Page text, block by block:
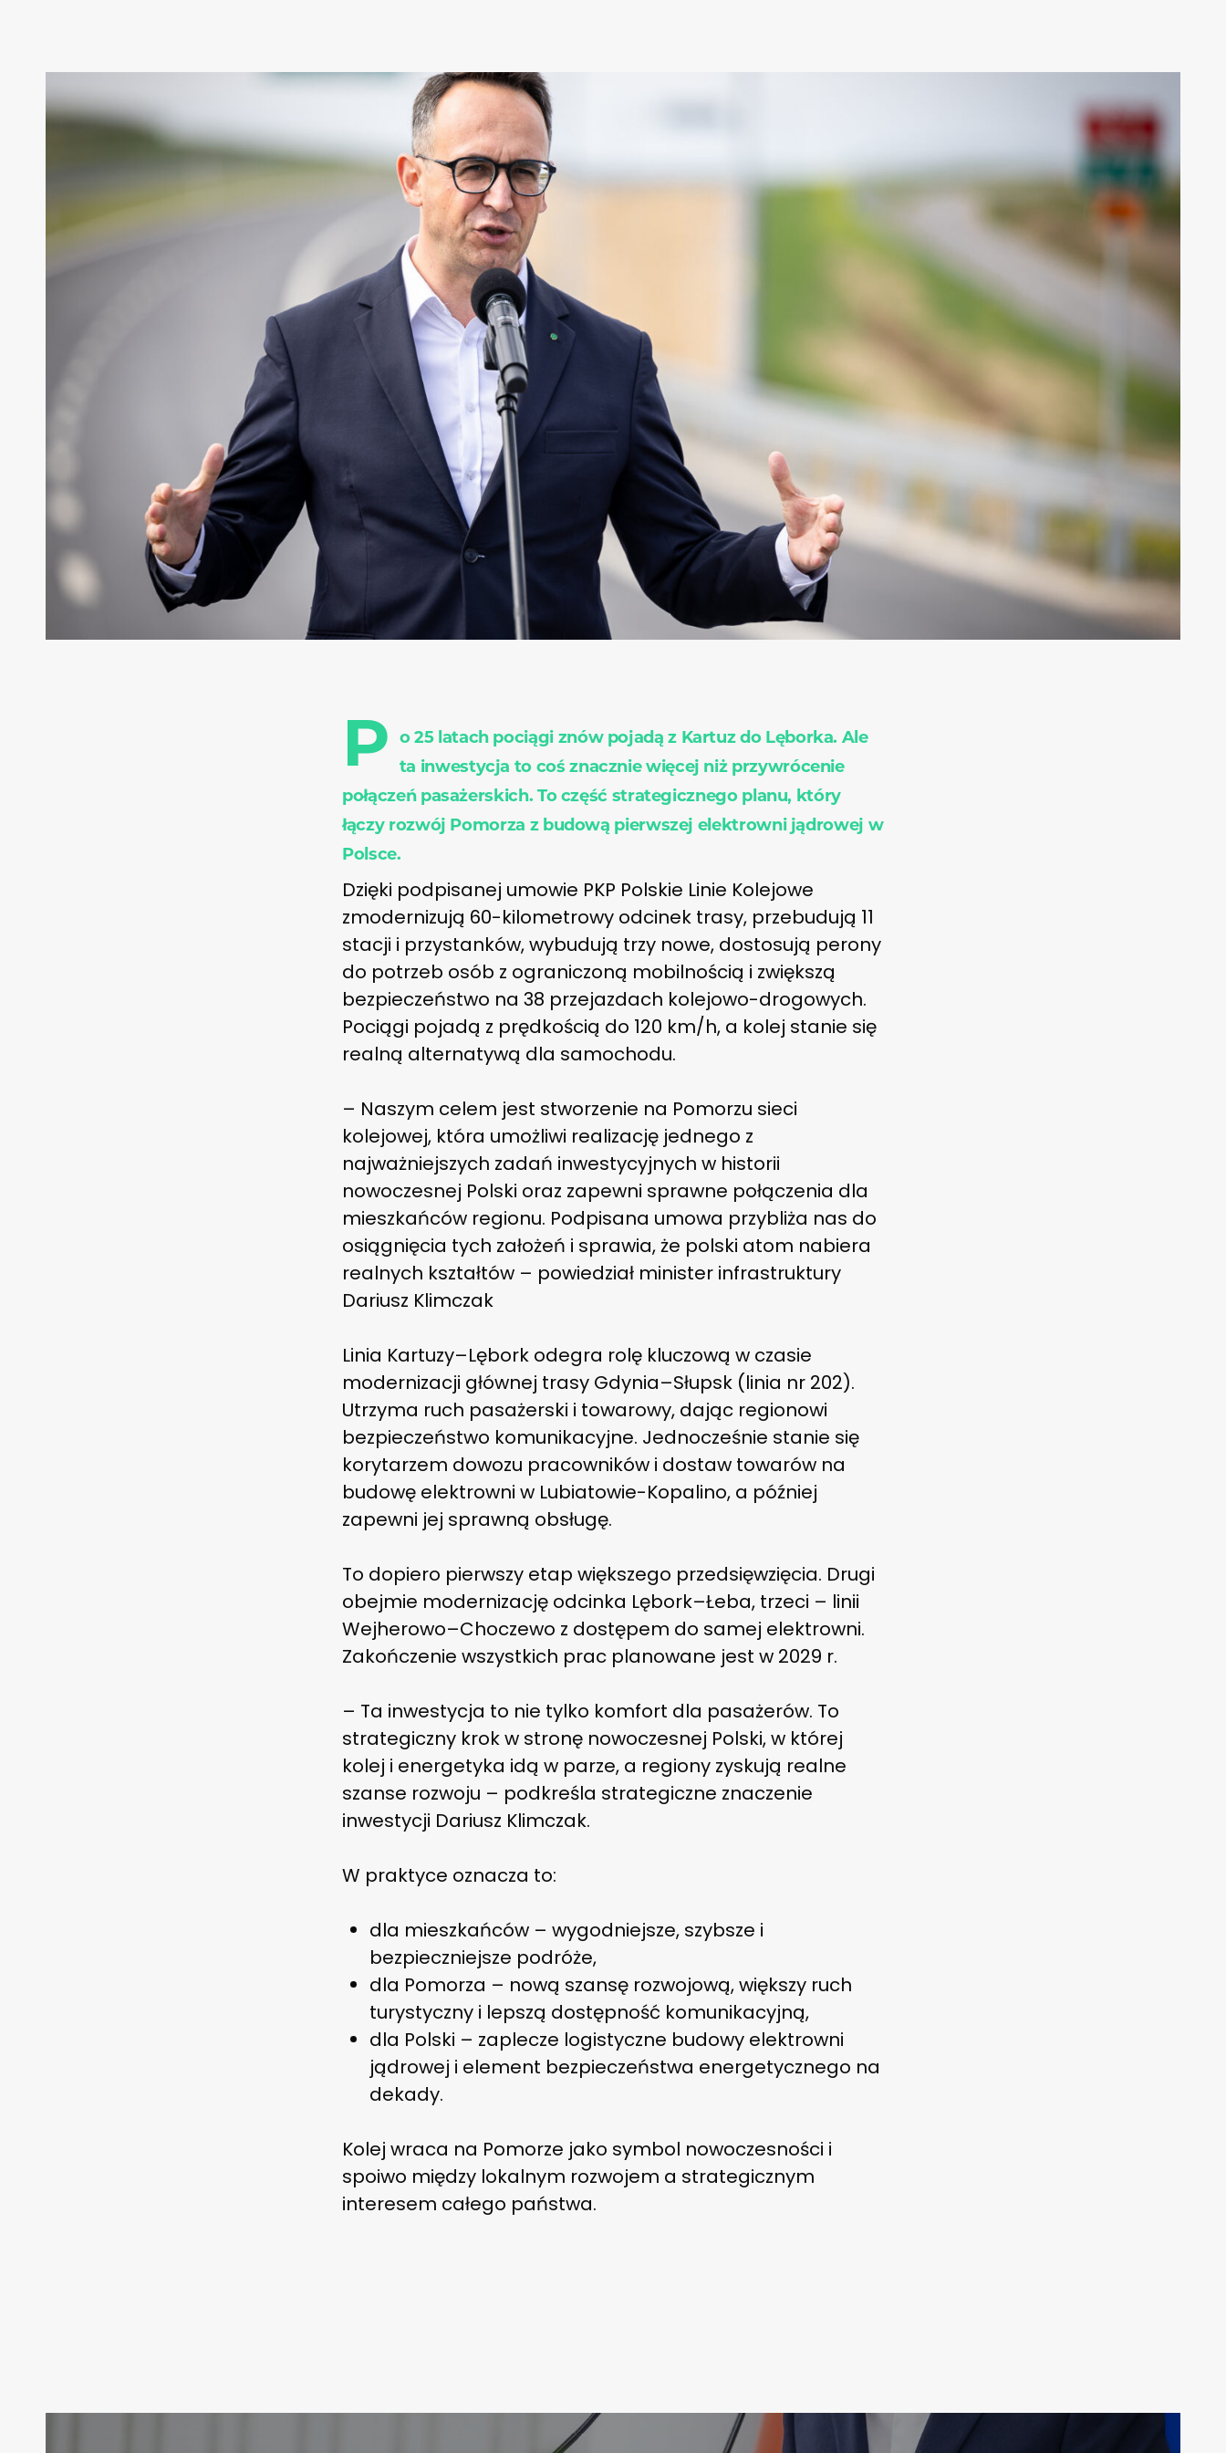
P o 25 latach pociągi znów pojadą z Kartuz do Lęborka. Ale
ta inwestycja to coś znacznie więcej niż przywrócenie
połączeń pasażerskich. To część strategicznego planu, który
łączy rozwój Pomorza z budową pierwszej elektrowni jądrowej w
Polsce.
Dzięki podpisanej umowie PKP Polskie Linie Kolejowe
zmodernizują 60-kilometrowy odcinek trasy, przebudują 11
stacji i przystanków, wybudują trzy nowe, dostosują perony
do potrzeb osób z ograniczoną mobilnością i zwiększą
bezpieczeństwo na 38 przejazdach kolejowo-drogowych.
Pociągi pojadą z prędkością do 120 km/h, a kolej stanie się
realną alternatywą dla samochodu.
– Naszym celem jest stworzenie na Pomorzu sieci
kolejowej, która umożliwi realizację jednego z
najważniejszych zadań inwestycyjnych w historii
nowoczesnej Polski oraz zapewni sprawne połączenia dla
mieszkańców regionu. Podpisana umowa przybliża nas do
osiągnięcia tych założeń i sprawia, że polski atom nabiera
realnych kształtów – powiedział minister infrastruktury
Dariusz Klimczak
Linia Kartuzy–Lębork odegra rolę kluczową w czasie
modernizacji głównej trasy Gdynia–Słupsk (linia nr 202).
Utrzyma ruch pasażerski i towarowy, dając regionowi
bezpieczeństwo komunikacyjne. Jednocześnie stanie się
korytarzem dowozu pracowników i dostaw towarów na
budowę elektrowni w Lubiatowie-Kopalino, a później
zapewni jej sprawną obsługę.
To dopiero pierwszy etap większego przedsięwzięcia. Drugi
obejmie modernizację odcinka Lębork–Łeba, trzeci – linii
Wejherowo–Choczewo z dostępem do samej elektrowni.
Zakończenie wszystkich prac planowane jest w 2029 r.
– Ta inwestycja to nie tylko komfort dla pasażerów. To
strategiczny krok w stronę nowoczesnej Polski, w której
kolej i energetyka idą w parze, a regiony zyskują realne
szanse rozwoju – podkreśla strategiczne znaczenie
inwestycji Dariusz Klimczak.
W praktyce oznacza to:
dla mieszkańców – wygodniejsze, szybsze i
bezpieczniejsze podróże,
dla Pomorza – nową szansę rozwojową, większy ruch
turystyczny i lepszą dostępność komunikacyjną,
dla Polski – zaplecze logistyczne budowy elektrowni
jądrowej i element bezpieczeństwa energetycznego na
dekady.
Kolej wraca na Pomorze jako symbol nowoczesności i
spoiwo między lokalnym rozwojem a strategicznym
interesem całego państwa.